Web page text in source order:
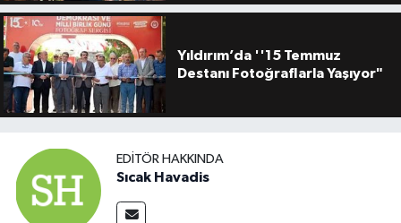
Yıldırım’da ''15 Temmuz
Destanı Fotoğraflarla Yaşıyor"
EDITÖR HAKKINDA
Sıcak Havadis